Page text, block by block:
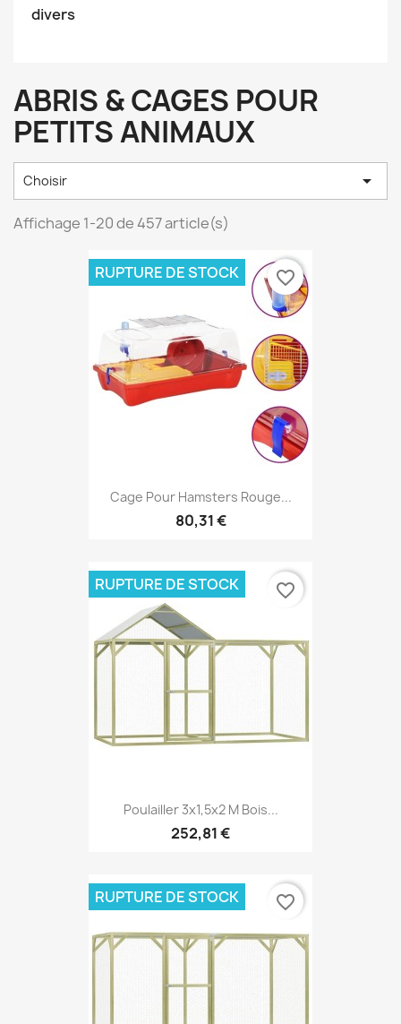
divers
ABRIS & CAGES POUR
PETITS ANIMAUX
Choisir 
Affichage 1-20 de 457 article(s)
Cage Pour Hamsters Rouge...
80,31 €
RUPTURE DE STOCK favorite_border
Poulailler 3x1,5x2 M Bois...
252,81 €
RUPTURE DE STOCK favorite_border
RUPTURE DE STOCK favorite_border